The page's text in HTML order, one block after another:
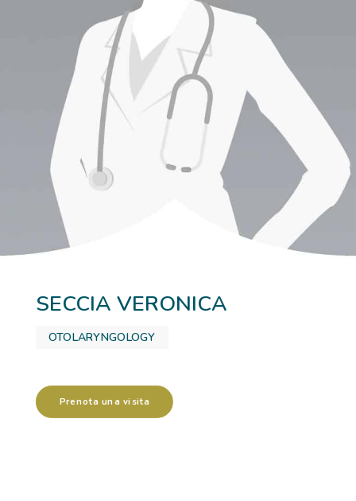
OUR SPECIALISTS
DIAGNOSIS AND CARE
HOSPITALIZATIONS
PATHOLOGIES
ACADEMY
SECCIA VERONICA
OTOLARYNGOLOGY
Prenota una visita